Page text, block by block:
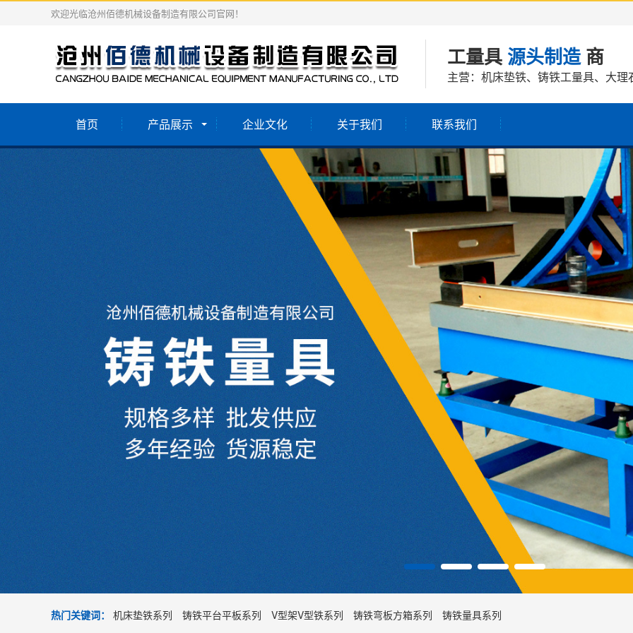
欢迎光临沧州佰德机械设备制造有限公司官网！
工量具 源头制造商
主营：机床垫铁、铸铁工量具、大
首页 产品展示 企业文化 关于我们 联系我们
热门关键词： 机床垫铁系列 铸铁平台平板系列 V型架V型铁系列 铸铁弯板方箱系列 铸铁量具系列